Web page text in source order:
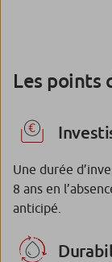
Les points
Une durée
8 ans en
anticipé.